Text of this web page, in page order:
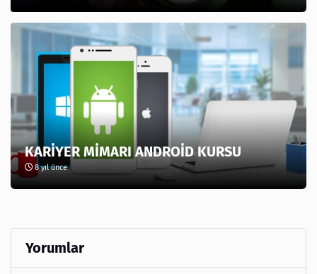
KARİYER MİMARI ANDROİD KURSU
8 yıl önce
Yorumlar